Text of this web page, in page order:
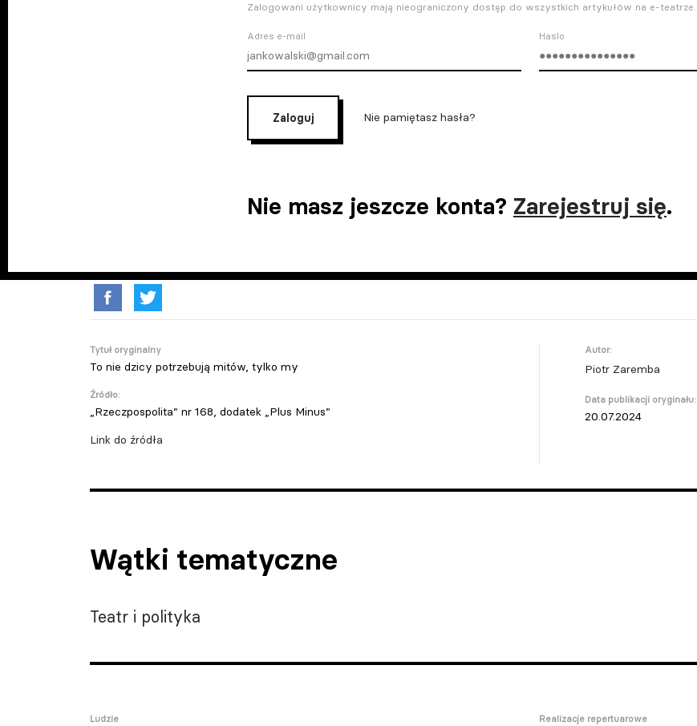
Zalogowani użytkownicy mają nieograniczony dostęp do wszystkich artykułów na e-teatrze.
Adres e-mail Haslo
Zaloguj Nie pamiętasz hasła?
Nie masz jeszcze konta? Zarejestruj się.
Tytuł oryginalny
To nie dzicy potrzebują mitów, tylko my
Źródło:
„Rzeczpospolita” nr 168, dodatek „Plus Minus”
Link do źródła
Autor:
Piotr Zaremba
Data publikacji oryginału:
20.07.2024
Wątki tematyczne
Teatr i polityka
Ludzie Realizacje repertuarowe